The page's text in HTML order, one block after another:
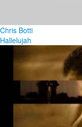
Chris Botti
Hallelujah